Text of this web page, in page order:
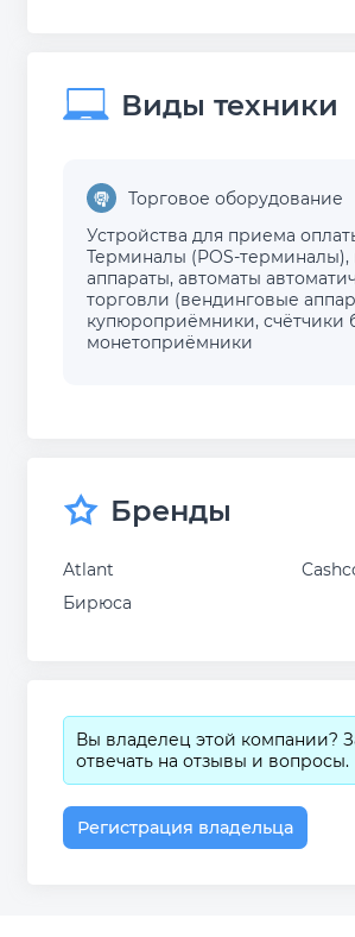
Виды техники
Торговое оборудование
Устройства для приема
Терминалы (POS-терминалы),
аппараты, автоматы
торговли (вендинговые
купюроприёмники, счётчики
монетоприёмники
Бренды
Atlant
Бирюса
Вы владелец этой компании?
отвечать на отзывы и вопросы.
Регистрация владельца